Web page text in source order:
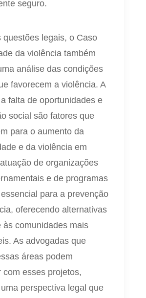
seguro.
questões legais, o Caso
da violência também
análise das condições
favorecem a violência. A
falta de oportunidades e
social são fatores que
para o aumento da
e da violência em
de organizações
e de programas
para a prevenção
oferecendo alternativas
às comunidades mais
As advogadas que
áreas podem
com esses projetos,
perspectiva legal que